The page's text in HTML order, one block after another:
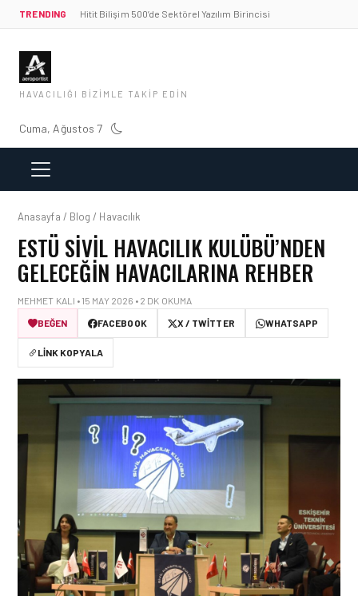
TRENDING Hitit Bilişim 500’de Sektörel Yazılım Birincisi
HAVACILIĞI BIZIMLE TAKIP EDIN
Cuma, Ağustos 7
Anasayfa / Blog / Havacılık
ESTÜ SIVIL HAVACILIK KULÜBÜ’NDEN
GELECEĞIN HAVACILARINA REHBER
MEHMET KALI • 15 MAY 2026 • 2 DK OKUMA
BEĞEN
FACEBOOK X / TWITTER WHATSAPP
LINK KOPYALA